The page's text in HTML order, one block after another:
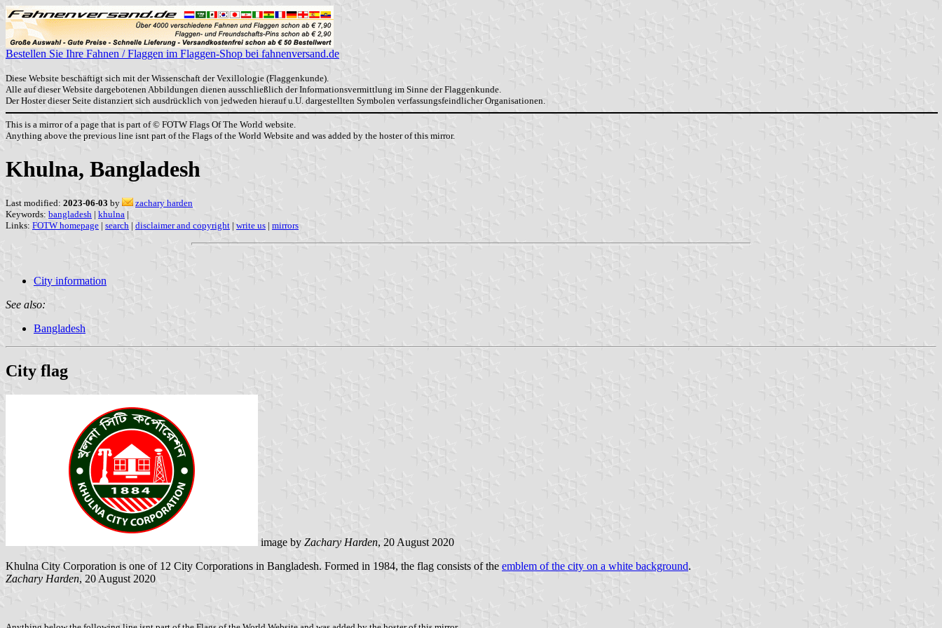
Bestellen Sie Ihre Fahnen / Flaggen im Flaggen-Shop bei fahnenversand.de
Diese Website beschäftigt sich mit der Wissenschaft der Vexillologie (Flaggenkunde).
Alle auf dieser Website dargebotenen Abbildungen dienen ausschließlich der Informationsvermittlung im Sinne der Flaggenkunde.
Der Hoster dieser Seite distanziert sich ausdrücklich von jedweden hierauf u.U. dargestellten Symbolen verfassungsfeindlicher Organisationen.
This is a mirror of a page that is part of © FOTW Flags Of The World website.
Anything above the previous line isnt part of the Flags of the World Website and was added by the hoster of this mirror.
Khulna, Bangladesh
Last modified: 2023-06-03 by
zachary harden
Keywords: bangladesh | khulna |
Links: FOTW homepage | search | disclaimer and copyright | write us | mirrors
City information
See also:
Bangladesh
City flag
image by Zachary Harden, 20 August 2020
Khulna City Corporation is one of 12 City Corporations in Bangladesh. Formed in 1984, the flag consists of the emblem of the city on a white background.
Zachary Harden, 20 August 2020